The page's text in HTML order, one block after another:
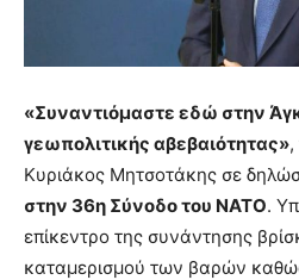
«Συναντιόμαστε εδώ στην
γεωπολιτικής αβεβαιότητας»
Κυριάκος Μητσοτάκης σε
στην 36η Σύνοδο του ΝΑΤΟ.
επίκεντρο της συνάντησης
καταμερισμού των βαρών